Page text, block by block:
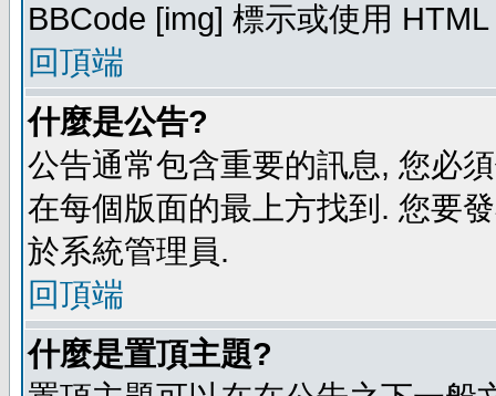
BBCode [img] 標示或使用
回頂端
什麼是公告?
公告通常包含重要的訊息, 您必
在每個版面的最上方找到. 您要
於系統管理員.
回頂端
什麼是置頂主題?